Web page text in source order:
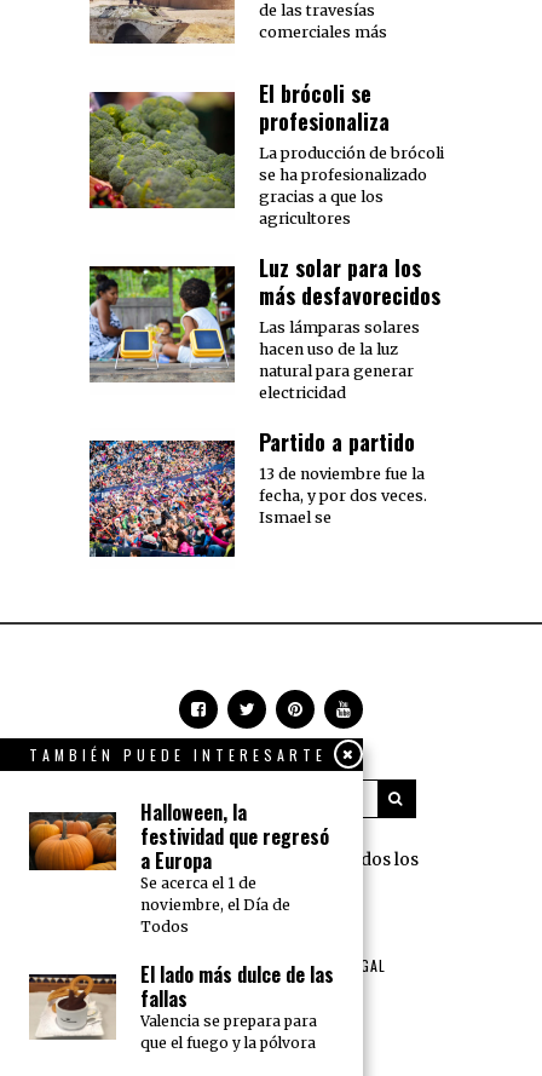
de las travesías
comerciales más
El brócoli se
profesionaliza
La producción de brócoli
se ha profesionalizado
gracias a que los
agricultores
Luz solar para los
más desfavorecidos
Las lámparas solares
hacen uso de la luz
natural para generar
electricidad
Partido a partido
13 de noviembre fue la
fecha, y por dos veces.
Ismael se
360 Grados Press © 2018 Todos los
derechos reservados.
NOSOTROS
TÉRMINOS DE USO Y AVISO LEGAL
POLÍTICA DE PRIVACIDAD
TAMBIÉN PUEDE INTERESARTE
Halloween, la
festividad que regresó
a Europa
Se acerca el 1 de
noviembre, el Día de
Todos
El lado más dulce de las
fallas
Valencia se prepara para
que el fuego y la pólvora